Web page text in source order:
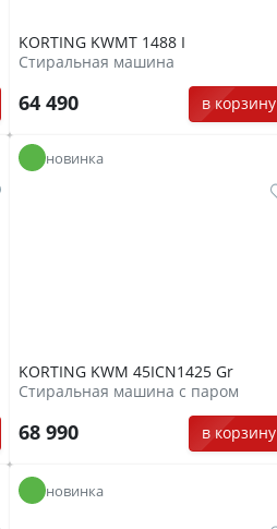
KORTING KWMT 1488 I
Стиральная машина
64 490 в корзину
новинка
KORTING KWM 45ICN1425 Gr
Стиральная машина с паром
68 990 в корзину
новинка